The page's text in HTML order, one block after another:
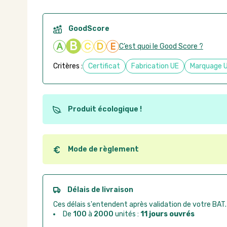
GoodScore
A B C D E C’est quoi le Good Score ?
Critères : Certificat Fabrication UE Marquage
Produit écologique !
Ce produit est éco-conçu, il a été fabriqué à partir
recyclables. Ces produits peuvent plus facilement
utilisation. L'origine de fabrication du produit n'entre
conception.
Mode de règlement
Quel que soit le mode de règlement, vous pouvez
Good Act.
Paiement CB :paiement sécurisé par carte
Virement bancaire :
règlement sur facture
Chorus Pro :règlement par mandat administratif
Délais de livraison
Ces délais s'entendent après validation de votre BAT.
De 100 à 2000 unités : 11 jours ouvrés